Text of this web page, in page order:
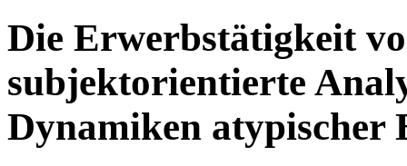
Die Erwerbstätigkeit
subjektorientierte
Dynamiken atypischer